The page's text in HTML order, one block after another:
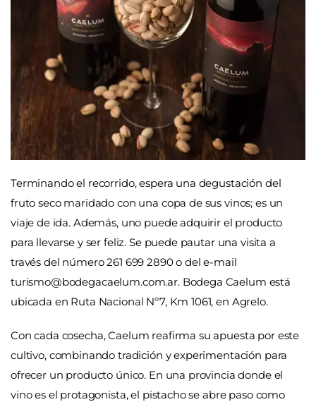
Terminando el recorrido, espera una degustación del
fruto seco maridado con una copa de sus vinos; es un
viaje de ida. Además, uno puede adquirir el producto
para llevarse y ser feliz. Se puede pautar una visita a
través del número 261 699 2890 o del e-mail
turismo@bodegacaelum.com.ar. Bodega Caelum está
ubicada en Ruta Nacional Nº7, Km 1061, en Agrelo.
Con cada cosecha, Caelum reafirma su apuesta por este
cultivo, combinando tradición y experimentación para
ofrecer un producto único. En una provincia donde el
vino es el protagonista, el pistacho se abre paso como